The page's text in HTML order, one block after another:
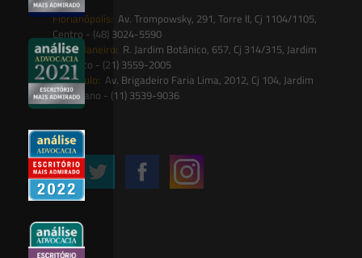
Florianópolis: Av. Trompowsky, 291, Torre II, Cj 1104/1105,
Centro - (48) 3024-5590
Rio de Janeiro: R. Jardim Botânico, 657, Cj 314/315, Jardim
Botânico - (21) 3559-2005
São Paulo: Av. Brigadeiro Faria Lima, 2012, Cj 104, Jardim
Paulistano - (11) 3539-9036
Siga-nos